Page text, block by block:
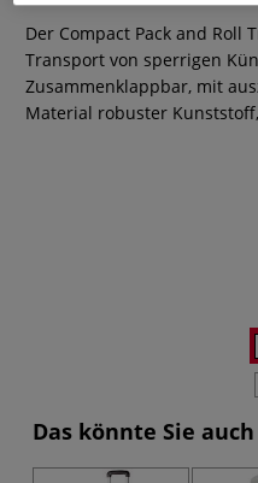
Der Compact Pack and Roll
Transport von sperrigen
Zusammenklappbar, mit
Material robuster
Das könnte Sie